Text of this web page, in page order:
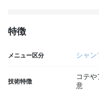
特徴
メニュー区分 シャン
技術特徴
コテ
意